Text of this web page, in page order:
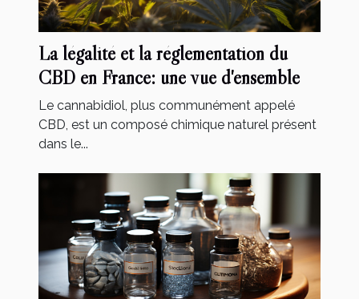
La légalité et la réglementation du
CBD en France: une vue d'ensemble
Le cannabidiol, plus communément appelé
CBD, est un composé chimique naturel présent
dans le...